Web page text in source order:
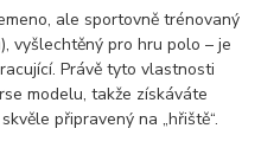
ale sportovně trénovaný
vyšlechtěný pro hru polo – je
Právě tyto vlastnosti
modelu, takže získáváte
připravený na „hřiště“.